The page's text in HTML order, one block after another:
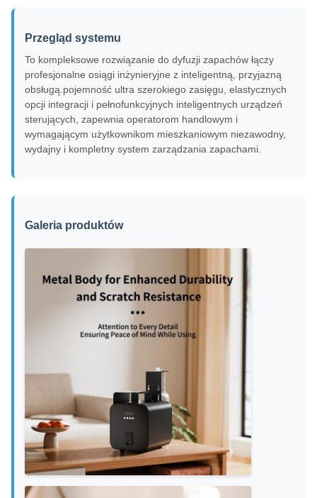
Przegląd systemu
To kompleksowe rozwiązanie do dyfuzji zapachów łączy
profesjonalne osiągi inżynieryjne z inteligentną, przyjazną
obsługą.pojemność ultra szerokiego zasięgu, elastycznych
opcji integracji i pełnofunkcyjnych inteligentnych urządzeń
sterujących, zapewnia operatorom handlowym i
wymagającym użytkownikom mieszkaniowym niezawodny,
wydajny i kompletny system zarządzania zapachami.
Galeria produktów